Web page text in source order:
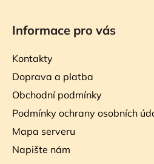
Informace pro vás
Kontakty
Doprava a platba
Obchodní podmínky
Podmínky ochrany osobních
Mapa serveru
Napište nám